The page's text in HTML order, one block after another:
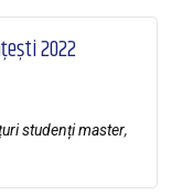
2022
studenți master,